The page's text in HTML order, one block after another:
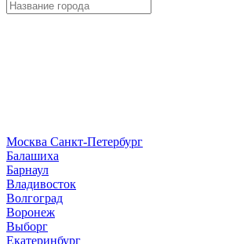
Москва Санкт-Петербург
Балашиха
Барнаул
Владивосток
Волгоград
Воронеж
Выборг
Екатеринбург